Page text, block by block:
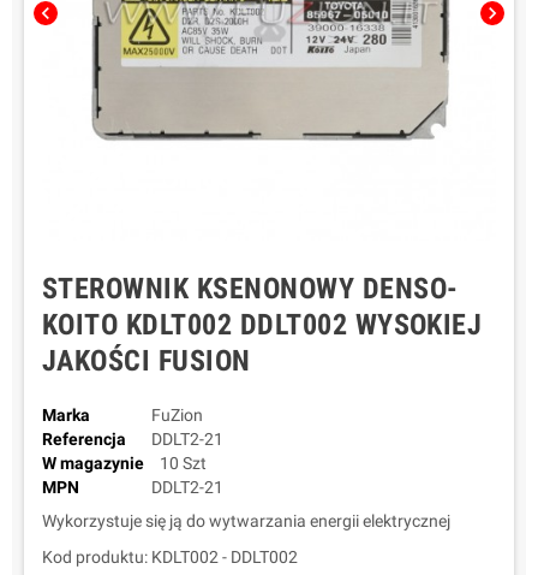
chevron_left chevron_right
STEROWNIK KSENONOWY DENSO-
KOITO KDLT002 DDLT002 WYSOKIEJ
JAKOŚCI FUSION
Marka
FuZion
Referencja
DDLT2-21
W magazynie
10 Szt
MPN
DDLT2-21
Wykorzystuje się ją do wytwarzania energii elektrycznej
Kod produktu: KDLT002 - DDLT002